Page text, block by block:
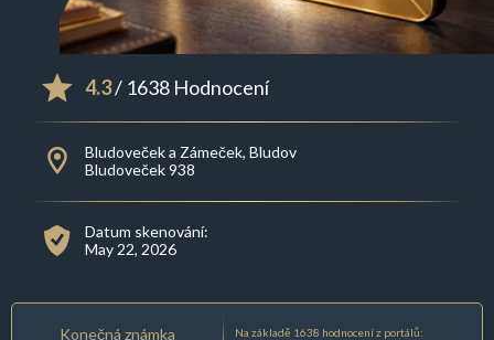
4.3/ 1638 Hodnocení
Bludoveček a Zámeček, Bludov
Bludoveček 938
Datum skenování:
May 22, 2026
Konečná známka Na základě 1638 hodnocení z portálů: